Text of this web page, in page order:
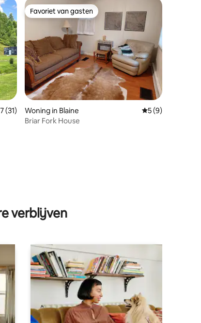
beoordeling van 4,97 op 5, 31 recensies
(31)
Favoriet van gasten
Favoriet van gasten
Woning in Blaine Gemiddelde
5 (9)
Briar Fork House
verblijven